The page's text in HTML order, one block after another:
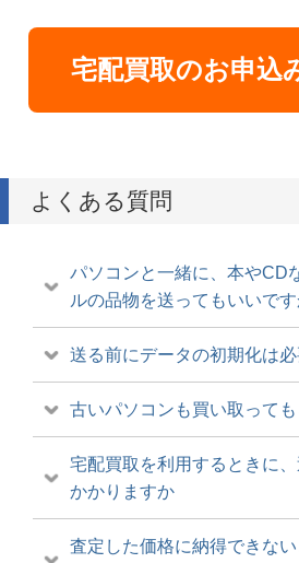
宅配買取のお申込
よくある質問
パソコンと一緒に、本やCD
ルの品物を送ってもいいで
送る前にデータの初期化は
古いパソコンも買い取って
宅配買取を利用するときに
かかりますか
査定した価格に納得できな